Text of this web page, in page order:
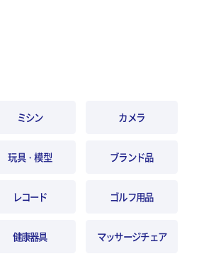
ミシン カメラ
玩具・模型 ブランド品
レコード ゴルフ用品
健康器具 マッサージチェア